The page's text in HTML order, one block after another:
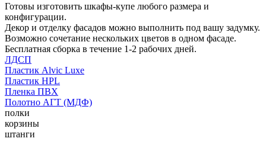
Готовы изготовить шкафы-купе любого размера и
конфигурации.
Декор и отделку фасадов можно выполнить под вашу задумку.
Возможно сочетание нескольких цветов в одном фасаде.
Бесплатная сборка в течение 1-2 рабочих дней.
ЛДСП
Пластик Alvic Luxe
Пластик HPL
Пленка ПВХ
Полотно АГТ (МДФ)
полки
корзины
штанги